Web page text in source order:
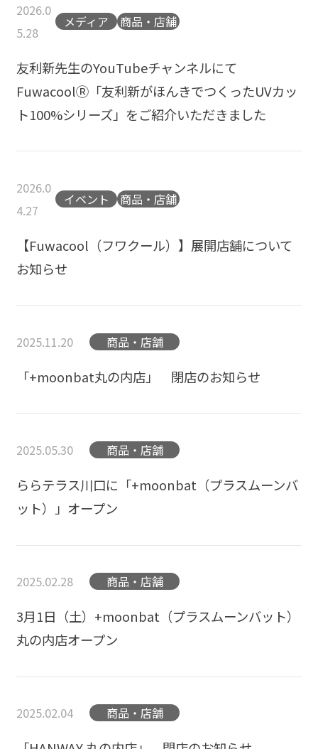
2026.0
5.28
メディア 商品・店舗
友利新先生のYouTubeチャンネルにて
FuwacoolⓇ「友利新がほんきでつくったUVカッ
ト100%シリーズ」をご紹介いただきました
2026.0
4.27
イベント 商品・店舗
【Fuwacool（フワクール）】展開店舗について
お知らせ
2025.11.20 商品・店舗
「+moonbat丸の内店」 閉店のお知らせ
2025.05.30 商品・店舗
ららテラス川口に「+moonbat（プラスムーンバ
ット）」オープン
2025.02.28 商品・店舗
3月1日（土）+moonbat（プラスムーンバット）
丸の内店オープン
2025.02.04 商品・店舗